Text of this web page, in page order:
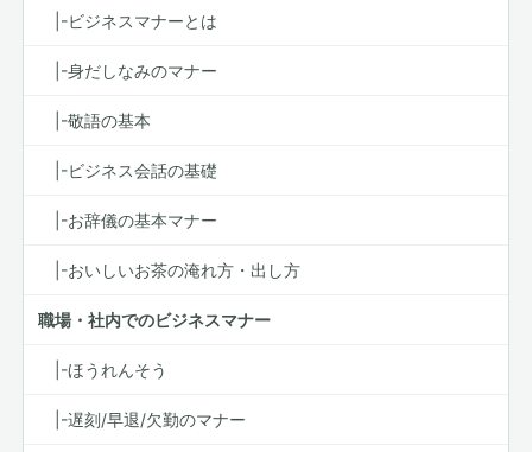
|-ビジネスマナーとは
|-身だしなみのマナー
|-敬語の基本
|-ビジネス会話の基礎
|-お辞儀の基本マナー
|-おいしいお茶の淹れ方・出し方
職場・社内でのビジネスマナー
|-ほうれんそう
|-遅刻/早退/欠勤のマナー